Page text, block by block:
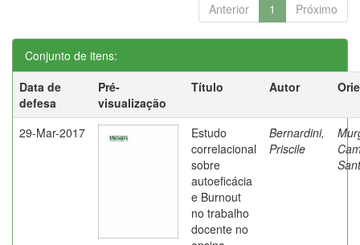
Anterior 1 Próximo
Conjunto de itens:
Data de
defesa
Pré-
visualização
Título Autor
29-Mar-2017
Estudo
correlacional
sobre
autoeficácia
e Burnout
no trabalho
docente no
Bernardini,
Priscile